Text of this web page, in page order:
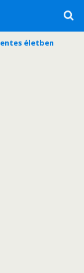
életben